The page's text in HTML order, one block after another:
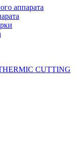
аппарата
CUTTING